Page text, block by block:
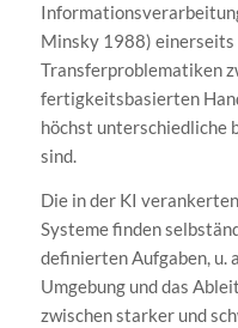
Minsky 1988) einerseits
Transferproblematiken
fertigkeitsbasierten
höchst unterschiedliche
sind.
Die in der KI
Systeme finden
definierten Aufgaben, u.
Umgebung und das
zwischen starker und